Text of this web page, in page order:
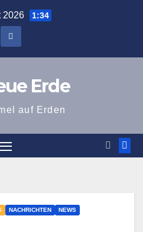
2026 1:34
Erde
auf Erden
NACHRICHTEN
NEWS